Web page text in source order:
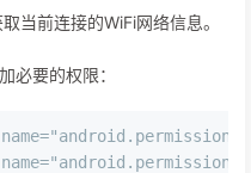
当前连接的WiFi网络信息。
必要的权限：